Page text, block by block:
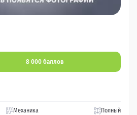
8 000 баллов
Механика Полный